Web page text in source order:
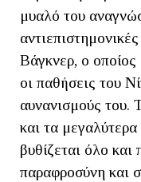
μυαλό του
Βάγκνερ, ο
οι παθήσεις του
αυνανισμούς του.
και τα
βυθίζεται όλο και
παραφροσύνη και